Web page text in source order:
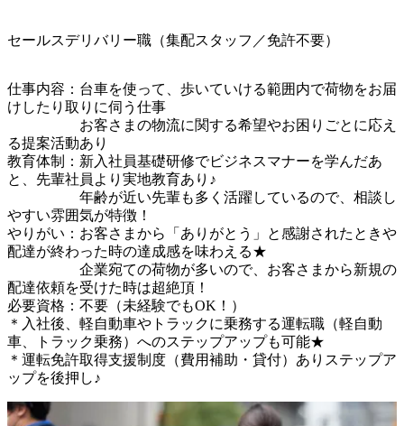
セールスデリバリー職（集配スタッフ／免許不要）
仕事内容：台車を使って、歩いていける範囲内で荷物をお届
けしたり取りに伺う仕事
お客さまの物流に関する希望やお困りごとに応え
る提案活動あり
教育体制：新入社員基礎研修でビジネスマナーを学んだあ
と、先輩社員より実地教育あり♪
年齢が近い先輩も多く活躍しているので、相談し
やすい雰囲気が特徴！
やりがい：お客さまから「ありがとう」と感謝されたときや
配達が終わった時の達成感を味わえる★
企業宛ての荷物が多いので、お客さまから新規の
配達依頼を受けた時は超絶頂！
必要資格：不要（未経験でもOK！）
＊入社後、軽自動車やトラックに乗務する運転職（軽自動
車、トラック乗務）へのステップアップも可能★
＊運転免許取得支援制度（費用補助・貸付）ありステップア
ップを後押し♪